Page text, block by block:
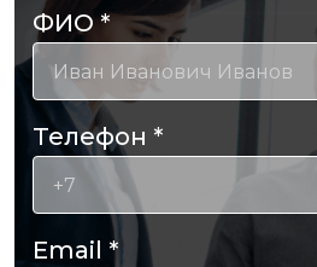
ФИО*
Телефон *
Email *